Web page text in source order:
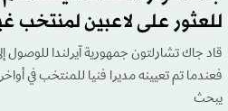
للعثور على لاعبين لمنتخب
قاد جاك تشارلتون جمهورية آيرلندا للوصول
فعندما تم تعيينه مديرا فنيا للمنتخب في أواخر
يبحث